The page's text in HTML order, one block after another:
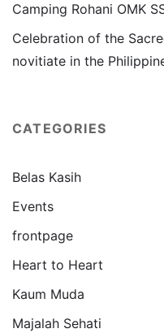
Camping Rohani OMK
Celebration of the
novitiate in the
CATEGORIES
Belas Kasih
Events
frontpage
Heart to Heart
Kaum Muda
Majalah Sehati